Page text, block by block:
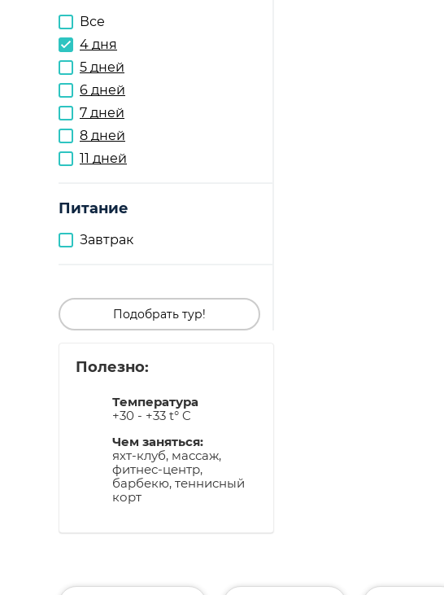
Все
4 дня
5 дней
6 дней
7 дней
8 дней
11 дней
Питание
Завтрак
Подобрать тур!
Полезно:
Температура
+30 - +33 t° C
Чем заняться:
яхт-клуб, массаж,
фитнес-центр,
барбекю, теннисный
корт